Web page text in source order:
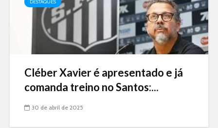
DESTAQUES
Cléber Xavier é apresentado e já
comanda treino no Santos:...
30 de abril de 2025